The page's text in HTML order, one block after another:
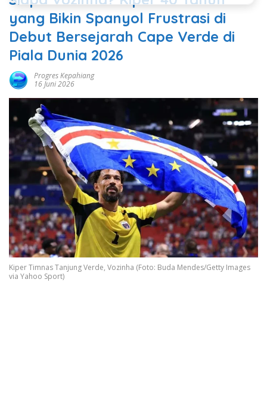
yang Bikin Spanyol Frustrasi di
Debut Bersejarah Cape Verde di
Piala Dunia 2026
Progres Kepahiang
16 Juni 2026
Kiper Timnas Tanjung Verde, Vozinha (Foto: Buda Mendes/Getty Images
via Yahoo Sport)